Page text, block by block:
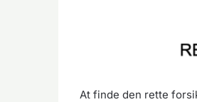
At finde den rette